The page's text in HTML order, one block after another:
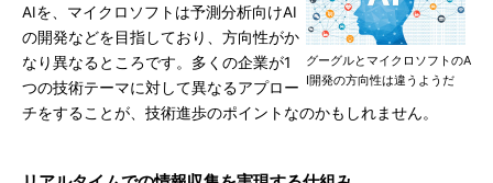
グーグルとマイクロソフトのA
I開発の方向性は違うようだ
AIを、マイクロソフトは予測分析向けAI
の開発などを目指しており、方向性がか
なり異なるところです。多くの企業が1
つの技術テーマに対して異なるアプロー
チをすることが、技術進歩のポイントなのかもしれません。